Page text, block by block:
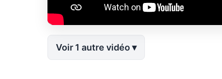
Voir 1 autre vidéo